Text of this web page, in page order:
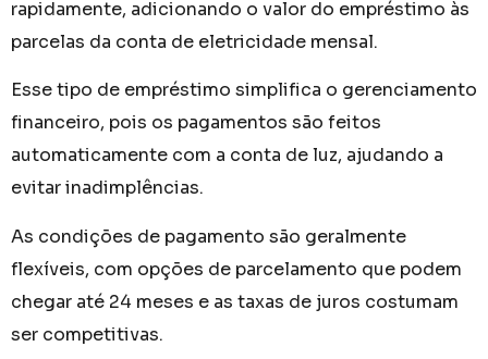
rapidamente, adicionando o valor do empréstimo às
parcelas da conta de eletricidade mensal.
Esse tipo de empréstimo simplifica o gerenciamento
financeiro, pois os pagamentos são feitos
automaticamente com a conta de luz, ajudando a
evitar inadimplências.
As condições de pagamento são geralmente
flexíveis, com opções de parcelamento que podem
chegar até 24 meses e as taxas de juros costumam
ser competitivas.